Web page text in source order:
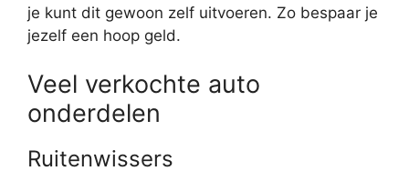
je kunt dit gewoon zelf uitvoeren. Zo bespaar je
jezelf een hoop geld.
Veel verkochte auto
onderdelen
Ruitenwissers